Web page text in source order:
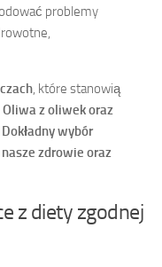
problemy
, które stanowią
Oliwa z oliwek oraz
Dokładny wybór
zdrowie oraz
z diety zgodnej